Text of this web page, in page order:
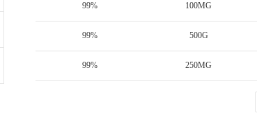
99% 100MG
99% 500G
99% 250MG